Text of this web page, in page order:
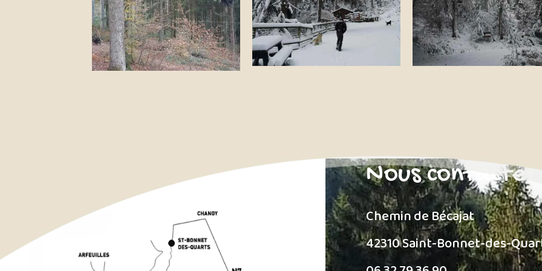
Nous contacter
Chemin de Bécajat
42310 Saint-Bonnet-des-